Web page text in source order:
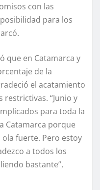
con las
para los
que en Catamarca y
de la
el acatamiento
restrictivas. “Junio y
para toda la
Catamarca porque
fuerte. Pero estoy
a todos los
bastante”,